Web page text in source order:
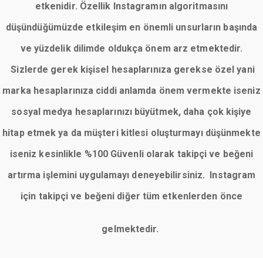
etkenidir. Özellik Instagramın algoritmasını
düşündüğümüzde etkileşim en önemli unsurların başında
ve yüzdelik dilimde oldukça önem arz etmektedir.
Sizlerde gerek kişisel hesaplarınıza gerekse özel yani
marka hesaplarınıza ciddi anlamda önem vermekte iseniz
sosyal medya hesaplarınızı büyütmek, daha çok kişiye
hitap etmek ya da müşteri kitlesi oluşturmayı düşünmekte
iseniz kesinlikle %100 Güvenli olarak takipçi ve beğeni
artırma işlemini uygulamayı deneyebilirsiniz. Instagram
için takipçi ve beğeni diğer tüm etkenlerden önce
gelmektedir.